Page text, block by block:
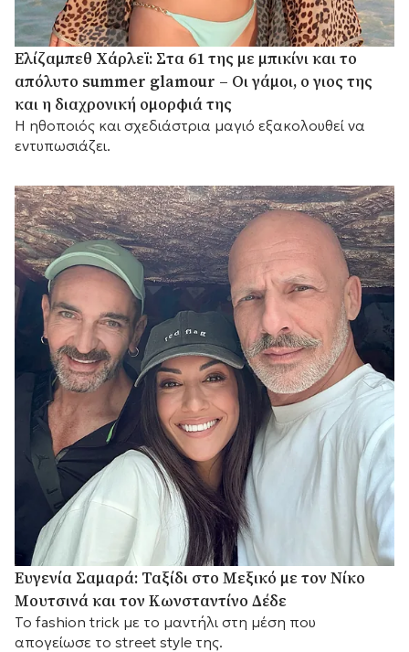
Ελίζαμπεθ Χάρλεϊ: Στα 61 της με μπικίνι και το
απόλυτο summer glamour – Οι γάμοι, ο γιος της
και η διαχρονική ομορφιά της
Η ηθοποιός και σχεδιάστρια μαγιό εξακολουθεί να
εντυπωσιάζει.
Ευγενία Σαμαρά: Ταξίδι στο Μεξικό με τον Νίκο
Μουτσινά και τον Κωνσταντίνο Δέδε
Το fashion trick με το μαντήλι στη μέση που
απογείωσε το street style της.